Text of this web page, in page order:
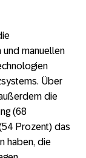
und manuellen
Über
die
(68
Prozent) das
haben, die